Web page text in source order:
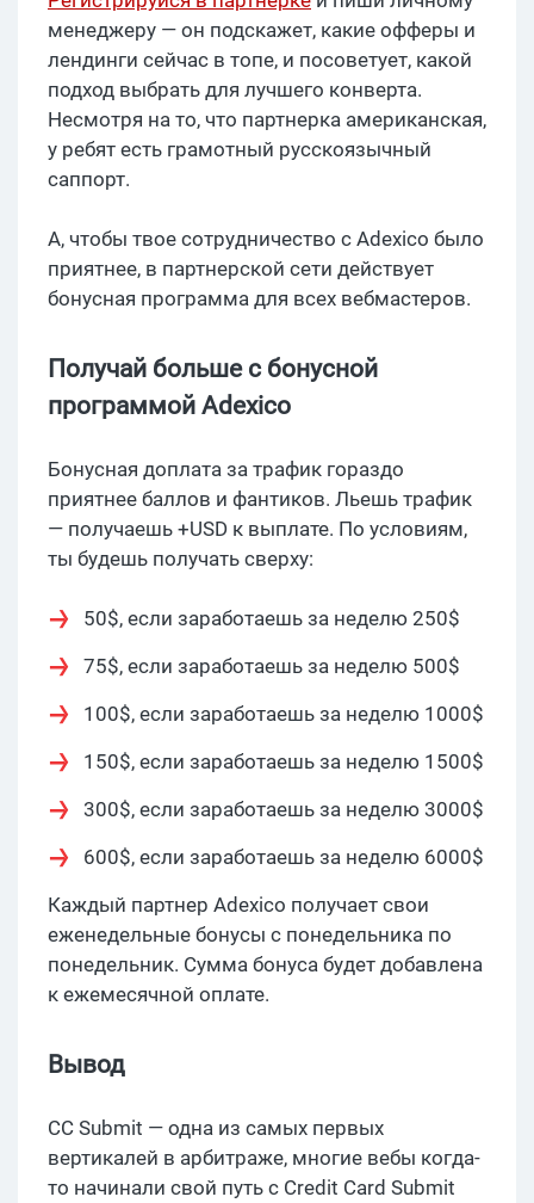
менеджеру — он подскажет, какие офферы и
лендинги сейчас в топе, и посоветует, какой
подход выбрать для лучшего конверта.
Несмотря на то, что партнерка американская,
у ребят есть грамотный русскоязычный
саппорт.
А, чтобы твое сотрудничество с Adexico было
приятнее, в партнерской сети действует
бонусная программа для всех вебмастеров.
Получай больше с бонусной
программой Adexico
Бонусная доплата за трафик гораздо
приятнее баллов и фантиков. Льешь трафик
— получаешь +USD к выплате. По условиям,
ты будешь получать сверху:
50$, если заработаешь за неделю 250$
75$, если заработаешь за неделю 500$
100$, если заработаешь за неделю 1000$
150$, если заработаешь за неделю 1500$
300$, если заработаешь за неделю 3000$
600$, если заработаешь за неделю 6000$
Каждый партнер Adexico получает свои
еженедельные бонусы с понедельника по
понедельник. Сумма бонуса будет добавлена
к ежемесячной оплате.
Вывод
CC Submit — одна из самых первых
вертикалей в арбитраже, многие вебы когда-
то начинали свой путь с Credit Card Submit